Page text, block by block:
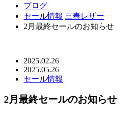
ブログ
セール情報 三春レザー
2月最終セールのお知らせ
2025.02.26
2025.05.26
セール情報
2月最終セールのお知らせ